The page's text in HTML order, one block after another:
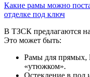
Какие рамы можно
отделке под ключ
В ТЗСК предлагаются
Это может быть:
Рамы для прямых,
«утюжком».
Остекление в пол